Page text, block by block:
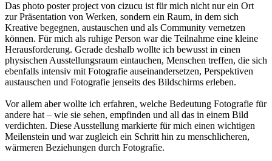
Das photo poster project von cizucu ist für mich nicht nur ein Ort
zur Präsentation von Werken, sondern ein Raum, in dem sich
Kreative begegnen, austauschen und als Community vernetzen
können. Für mich als ruhige Person war die Teilnahme eine kleine
Herausforderung. Gerade deshalb wollte ich bewusst in einen
physischen Ausstellungsraum eintauchen, Menschen treffen, die sich
ebenfalls intensiv mit Fotografie auseinandersetzen, Perspektiven
austauschen und Fotografie jenseits des Bildschirms erleben.
Vor allem aber wollte ich erfahren, welche Bedeutung Fotografie für
andere hat – wie sie sehen, empfinden und all das in einem Bild
verdichten. Diese Ausstellung markierte für mich einen wichtigen
Meilenstein und war zugleich ein Schritt hin zu menschlicheren,
wärmeren Beziehungen durch Fotografie.